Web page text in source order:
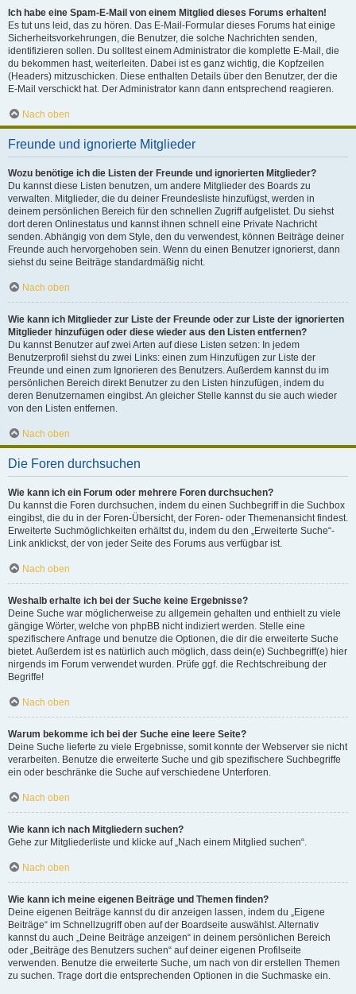
Ich habe eine Spam-E-Mail von einem Mitglied dieses Forums erhalten!
Es tut uns leid, das zu hören. Das E-Mail-Formular dieses Forums hat einige
Sicherheitsvorkehrungen, die Benutzer, die solche Nachrichten senden,
identifizieren sollen. Du solltest einem Administrator die komplette E-Mail, die
du bekommen hast, weiterleiten. Dabei ist es ganz wichtig, die Kopfzeilen
(Headers) mitzuschicken. Diese enthalten Details über den Benutzer, der die
E-Mail verschickt hat. Der Administrator kann dann entsprechend reagieren.
Nach oben
Freunde und ignorierte Mitglieder
Wozu benötige ich die Listen der Freunde und ignorierten Mitglieder?
Du kannst diese Listen benutzen, um andere Mitglieder des Boards zu
verwalten. Mitglieder, die du deiner Freundesliste hinzufügst, werden in
deinem persönlichen Bereich für den schnellen Zugriff aufgelistet. Du siehst
dort deren Onlinestatus und kannst ihnen schnell eine Private Nachricht
senden. Abhängig von dem Style, den du verwendest, können Beiträge deiner
Freunde auch hervorgehoben sein. Wenn du einen Benutzer ignorierst, dann
siehst du seine Beiträge standardmäßig nicht.
Nach oben
Wie kann ich Mitglieder zur Liste der Freunde oder zur Liste der ignorierten
Mitglieder hinzufügen oder diese wieder aus den Listen entfernen?
Du kannst Benutzer auf zwei Arten auf diese Listen setzen: In jedem
Benutzerprofil siehst du zwei Links: einen zum Hinzufügen zur Liste der
Freunde und einen zum Ignorieren des Benutzers. Außerdem kannst du im
persönlichen Bereich direkt Benutzer zu den Listen hinzufügen, indem du
deren Benutzernamen eingibst. An gleicher Stelle kannst du sie auch wieder
von den Listen entfernen.
Nach oben
Die Foren durchsuchen
Wie kann ich ein Forum oder mehrere Foren durchsuchen?
Du kannst die Foren durchsuchen, indem du einen Suchbegriff in die Suchbox
eingibst, die du in der Foren-Übersicht, der Foren- oder Themenansicht findest.
Erweiterte Suchmöglichkeiten erhältst du, indem du den „Erweiterte Suche“-
Link anklickst, der von jeder Seite des Forums aus verfügbar ist.
Nach oben
Weshalb erhalte ich bei der Suche keine Ergebnisse?
Deine Suche war möglicherweise zu allgemein gehalten und enthielt zu viele
gängige Wörter, welche von phpBB nicht indiziert werden. Stelle eine
spezifischere Anfrage und benutze die Optionen, die dir die erweiterte Suche
bietet. Außerdem ist es natürlich auch möglich, dass dein(e) Suchbegriff(e) hier
nirgends im Forum verwendet wurden. Prüfe ggf. die Rechtschreibung der
Begriffe!
Nach oben
Warum bekomme ich bei der Suche eine leere Seite?
Deine Suche lieferte zu viele Ergebnisse, somit konnte der Webserver sie nicht
verarbeiten. Benutze die erweiterte Suche und gib spezifischere Suchbegriffe
ein oder beschränke die Suche auf verschiedene Unterforen.
Nach oben
Wie kann ich nach Mitgliedern suchen?
Gehe zur Mitgliederliste und klicke auf „Nach einem Mitglied suchen“.
Nach oben
Wie kann ich meine eigenen Beiträge und Themen finden?
Deine eigenen Beiträge kannst du dir anzeigen lassen, indem du „Eigene
Beiträge“ im Schnellzugriff oben auf der Boardseite auswählst. Alternativ
kannst du auch „Deine Beiträge anzeigen“ in deinem persönlichen Bereich
oder „Beiträge des Benutzers suchen“ auf deiner eigenen Profilseite
verwenden. Benutze die erweiterte Suche, um nach von dir erstellen Themen
zu suchen. Trage dort die entsprechenden Optionen in die Suchmaske ein.